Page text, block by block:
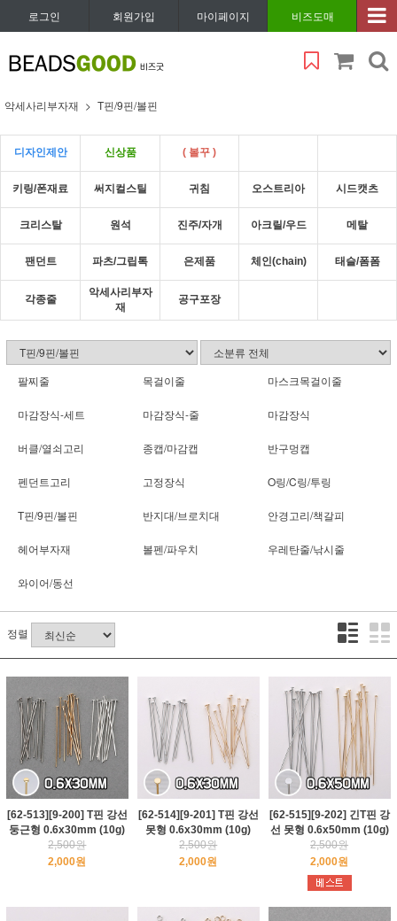
로그인 회원가입 마이페이지 비즈도매
악세사리부자재 T핀/9핀/볼핀
디자인제안 신상품 ( 볼꾸 )
키링/폰재료 써지컬스틸 귀침 오스트리아 시드캣츠
크리스탈 원석 진주/자개 아크릴/우드 메탈
팬던트 파츠/그립톡 은제품 체인(chain) 태슬/폼폼
각종줄
악세사리부자
재
공구포장
팔찌줄 목걸이줄 마스크목걸이줄
마감장식-세트 마감장식-줄 마감장식
버클/열쇠고리 종캡/마감캡 반구멍캡
펜던트고리 고정장식 O링/C링/투링
T핀/9핀/볼핀 반지대/브로치대 안경고리/책갈피
헤어부자재 볼펜/파우치 우레탄줄/낚시줄
와이어/동선
정렬
[62-513][9-200] T핀 강선
둥근형 0.6x30mm (10g)
2,500원
2,000원
[62-514][9-201] T핀 강선
못형 0.6x30mm (10g)
2,500원
2,000원
[62-515][9-202] 긴T핀 강
선 못형 0.6x50mm (10g)
2,500원
2,000원